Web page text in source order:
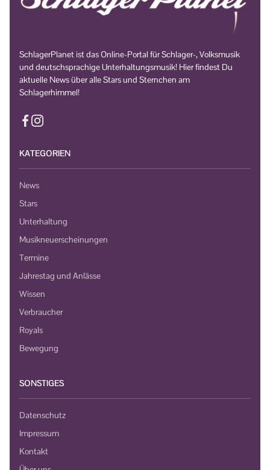
SchlagerPlanet ist das Online-Portal für Schlager-, Volksmusik
und deutschsprachige Unterhaltungsmusik! Hier findest Du
aktuelle News über alle Stars und Sternchen am
Schlagerhimmel!
KATEGORIEN
News
Stars
Unterhaltung
Musikneuerscheinungen
Termine
Jahrestag und Anlässe
Wissen
Verbraucher
Royals
Bewegung
SONSTIGES
Datenschutz
Impressum
Kontakt